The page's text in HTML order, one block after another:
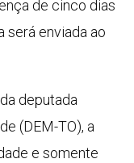
de cinco dias
será enviada ao
deputada
(DEM-TO), a
e somente